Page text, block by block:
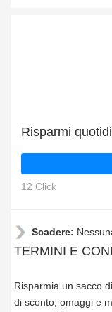
12 Click
Scadere:
TERMINI E
Risparmia un sacco
di sconto, omaggi e